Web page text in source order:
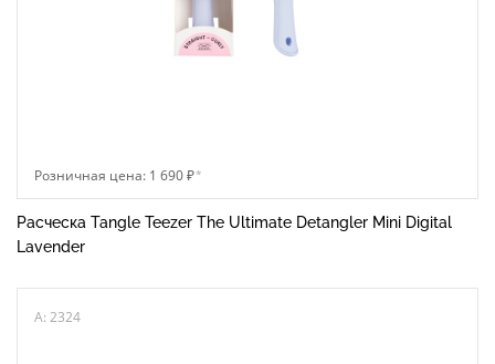
Розничная цена: 1 690 ₽*
Расческа Tangle Teezer The Ultimate Detangler Mini Digital
Lavender
A: 2324